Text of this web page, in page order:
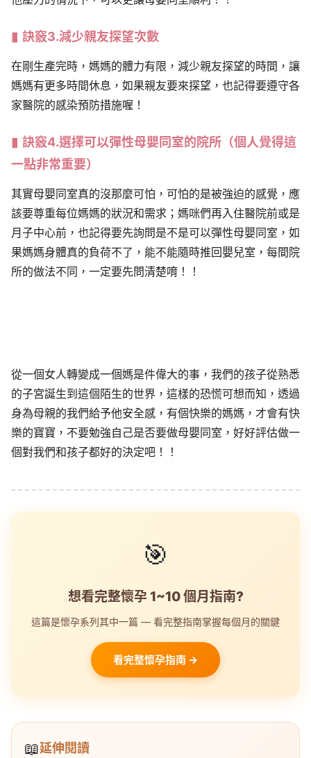
訣竅3.減少親友探望次數
在剛生產完時，媽媽的體力有限，減少親友探望的時間，讓
媽媽有更多時間休息，如果親友要來探望，也記得要遵守各
家醫院的感染預防措施喔！
訣竅4.選擇可以彈性母嬰同室的院所（個人覺得這
一點非常重要）
其實母嬰同室真的沒那麼可怕，可怕的是被強迫的感覺，應
該要尊重每位媽媽的狀況和需求；媽咪們再入住醫院前或是
月子中心前，也記得要先詢問是不是可以彈性母嬰同室，如
果媽媽身體真的負荷不了，能不能隨時推回嬰兒室，每間院
所的做法不同，一定要先問清楚唷！！
從一個女人轉變成一個媽是件偉大的事，我們的孩子從熟悉
的子宮誕生到這個陌生的世界，這樣的恐慌可想而知，透過
身為母親的我們給予他安全感，有個快樂的媽媽，才會有快
樂的寶寶，不要勉強自己是否要做母嬰同室，好好評估做一
個對我們和孩子都好的決定吧！！
🎯
想看完整懷孕 1~10 個月指南?
這篇是懷孕系列其中一篇 — 看完整指南掌握每個月的關鍵
看完整懷孕指南 →
📖延伸閱讀